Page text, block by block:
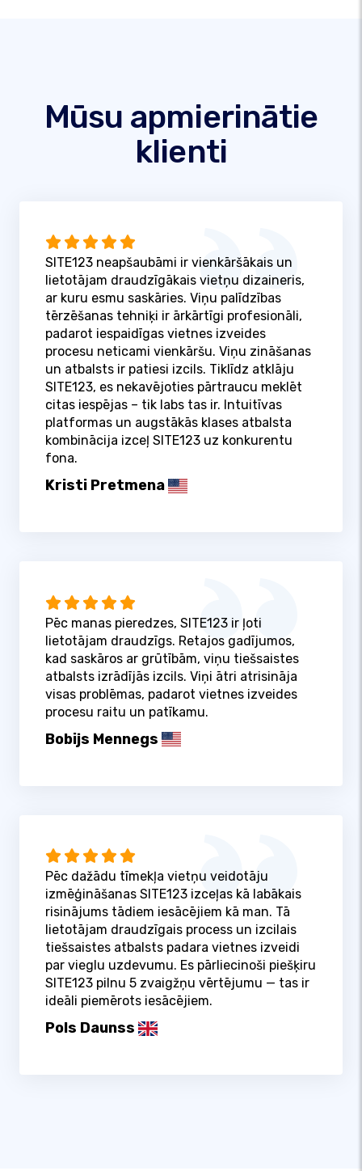
Mūsu apmierinātie
klienti
SITE123 neapšaubāmi ir vienkāršākais un
lietotājam draudzīgākais vietņu dizaineris,
ar kuru esmu saskāries. Viņu palīdzības
tērzēšanas tehniķi ir ārkārtīgi profesionāli,
padarot iespaidīgas vietnes izveides
procesu neticami vienkāršu. Viņu zināšanas
un atbalsts ir patiesi izcils. Tiklīdz atklāju
SITE123, es nekavējoties pārtraucu meklēt
citas iespējas – tik labs tas ir. Intuitīvas
platformas un augstākās klases atbalsta
kombinācija izceļ SITE123 uz konkurentu
fona.
Kristi Pretmena
Pēc manas pieredzes, SITE123 ir ļoti
lietotājam draudzīgs. Retajos gadījumos,
kad saskāros ar grūtībām, viņu tiešsaistes
atbalsts izrādījās izcils. Viņi ātri atrisināja
visas problēmas, padarot vietnes izveides
procesu raitu un patīkamu.
Bobijs Mennegs
Pēc dažādu tīmekļa vietņu veidotāju
izmēģināšanas SITE123 izceļas kā labākais
risinājums tādiem iesācējiem kā man. Tā
lietotājam draudzīgais process un izcilais
tiešsaistes atbalsts padara vietnes izveidi
par vieglu uzdevumu. Es pārliecinoši piešķiru
SITE123 pilnu 5 zvaigžņu vērtējumu — tas ir
ideāli piemērots iesācējiem.
Pols Daunss